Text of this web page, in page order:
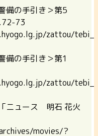
備の手引き＞第5
73
zattou/
備の手引き＞第1
zattou/
ニュース 明石 花火
movies/?